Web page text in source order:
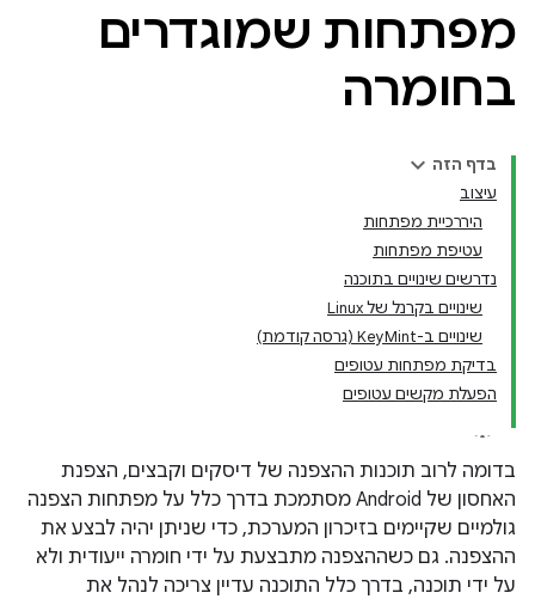
מפתחות שמוגדרים
בחומרה
בדף הזה
עיצוב
היררכיית מפתחות
עטיפת מפתחות
נדרשים שינויים בתוכנה
שינויים בקרנל של Linux
שינויים ב-KeyMint (גרסה קודמת)
בדיקת מפתחות עטופים
הפעלת מקשים עטופים
בדומה לרוב תוכנות ההצפנה של דיסקים וקבצים, הצפנת
האחסון של Android מסתמכת בדרך כלל על מפתחות הצפנה
גולמיים שקיימים בזיכרון המערכת, כדי שניתן יהיה לבצע את
ההצפנה. גם כשההצפנה מתבצעת על ידי חומרה ייעודית ולא
על ידי תוכנה, בדרך כלל התוכנה עדיין צריכה לנהל את